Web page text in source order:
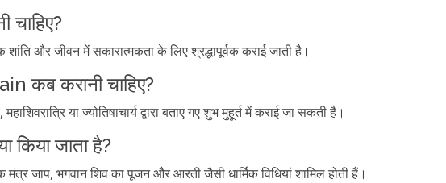
चाहिए?
और जीवन में सकारात्मकता के लिए श्रद्धापूर्वक कराई जाती है।
कब करानी चाहिए?
या ज्योतिषाचार्य द्वारा बताए गए शुभ मुहूर्त में कराई जा सकती है।
किया जाता है?
जाप, भगवान शिव का पूजन और आरती जैसी धार्मिक विधियां शामिल होती हैं।